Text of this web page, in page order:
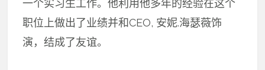
一个实习生工作。他利用他多年的经验在这个
职位上做出了业绩并和CEO, 安妮.海瑟薇饰
演，结成了友谊。